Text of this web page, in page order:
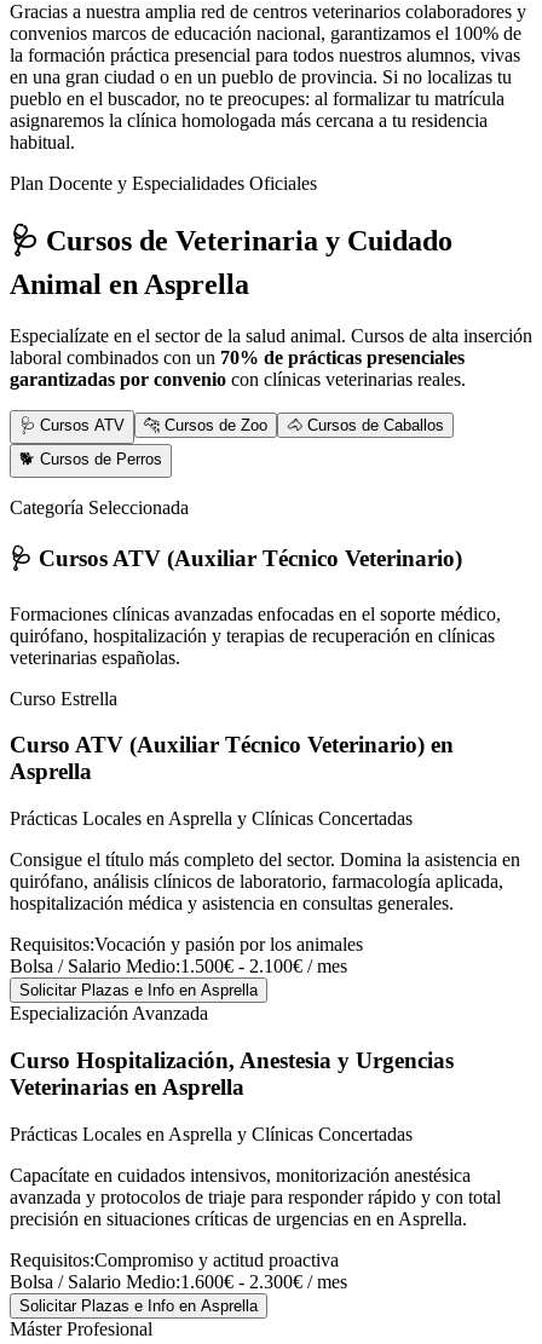
Gracias a nuestra amplia red de centros veterinarios colaboradores y
convenios marcos de educación nacional, garantizamos el 100% de
la formación práctica presencial para todos nuestros alumnos, vivas
en una gran ciudad o en un pueblo de provincia. Si no localizas tu
pueblo en el buscador, no te preocupes: al formalizar tu matrícula
asignaremos la clínica homologada más cercana a tu residencia
habitual.
Plan Docente y Especialidades Oficiales
🩺 Cursos de Veterinaria y Cuidado
Animal en Asprella
Especialízate en el sector de la salud animal. Cursos de alta inserción
laboral combinados con un 70% de prácticas presenciales
garantizadas por convenio con clínicas veterinarias reales.
🩺 Cursos ATV 🐆 Cursos de Zoo
🐴 Cursos de Caballos
🐕 Cursos de Perros
Categoría Seleccionada
🩺 Cursos ATV (Auxiliar Técnico Veterinario)
Formaciones clínicas avanzadas enfocadas en el soporte médico,
quirófano, hospitalización y terapias de recuperación en clínicas
veterinarias españolas.
Curso Estrella
Curso ATV (Auxiliar Técnico Veterinario) en
Asprella
Prácticas Locales en Asprella y Clínicas Concertadas
Consigue el título más completo del sector. Domina la asistencia en
quirófano, análisis clínicos de laboratorio, farmacología aplicada,
hospitalización médica y asistencia en consultas generales.
Requisitos:Vocación y pasión por los animales
Bolsa / Salario Medio:1.500€ - 2.100€ / mes
Solicitar Plazas e Info en Asprella
Especialización Avanzada
Curso Hospitalización, Anestesia y Urgencias
Veterinarias en Asprella
Prácticas Locales en Asprella y Clínicas Concertadas
Capacítate en cuidados intensivos, monitorización anestésica
avanzada y protocolos de triaje para responder rápido y con total
precisión en situaciones críticas de urgencias en en Asprella.
Requisitos:Compromiso y actitud proactiva
Bolsa / Salario Medio:1.600€ - 2.300€ / mes
Solicitar Plazas e Info en Asprella
Máster Profesional